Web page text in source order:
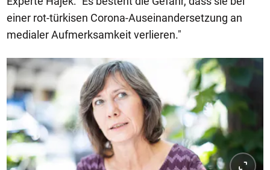
einer rot-türkisen Corona-Auseinandersetzung an
medialer Aufmerksamkeit verlieren."